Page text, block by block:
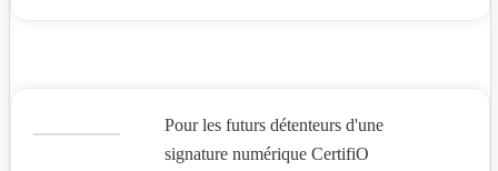
Pour les futurs détenteurs d'une
signature numérique CertifiO